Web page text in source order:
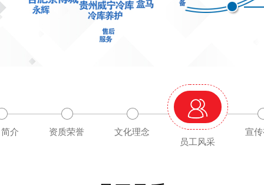
介 资质荣誉
文化理念
员工风采
宣